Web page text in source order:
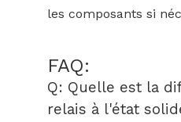
les composants si
FAQ:
Q: Quelle est la
relais à l'état